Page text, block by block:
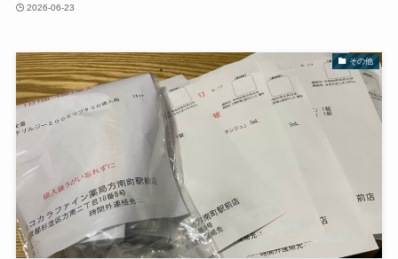
2026-06-23
その他